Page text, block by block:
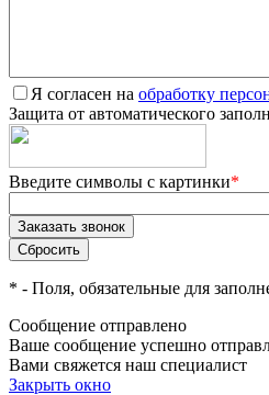
Я согласен на обработку
Защита от автоматического
Введите символы с картинки*
* - Поля, обязательные для
Сообщение отправлено
Ваше сообщение успешно
Вами свяжется наш специалист
Закрыть окно